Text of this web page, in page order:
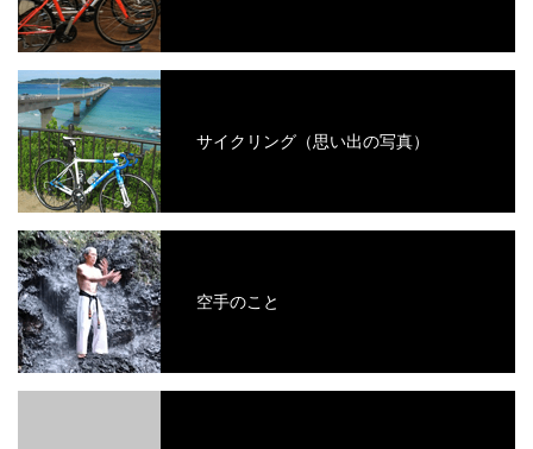
サイクリング（思い出の写真）
空手のこと